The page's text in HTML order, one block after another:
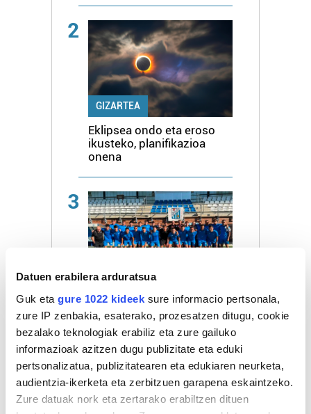
Datuen erabilera arduratsua
Guk eta gure 1022 kideek sure informacio pertsonala,
zure IP zenbakia, esaterako, prozesatzen ditugu, cookie
bezalako teknologiak erabiliz eta zure gailuko
informazioak azitzen dugu publizitate eta eduki
pertsonalizatua, publizitatearen eta edukiaren neurketa,
audientzia-ikerketa eta zerbitzuen garapena eskaintzeko.
Zure datuak nork eta zertarako erabiltzen dituen
2
GIZARTEA
Eklipsea ondo eta eroso
ikusteko, planifikazioa
onena
3
Reala C-ren aurka
4